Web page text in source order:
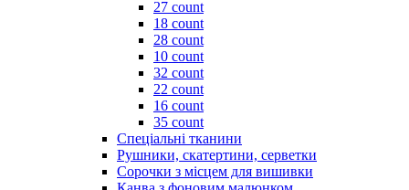
27 count
18 count
28 count
10 count
32 count
22 count
16 count
35 count
Спеціальні тканини
Рушники, скатертини, серветки
Сорочки з місцем для вишивки